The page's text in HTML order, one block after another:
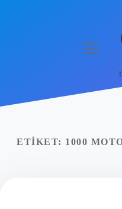
menüyü
ETIKET: 1000